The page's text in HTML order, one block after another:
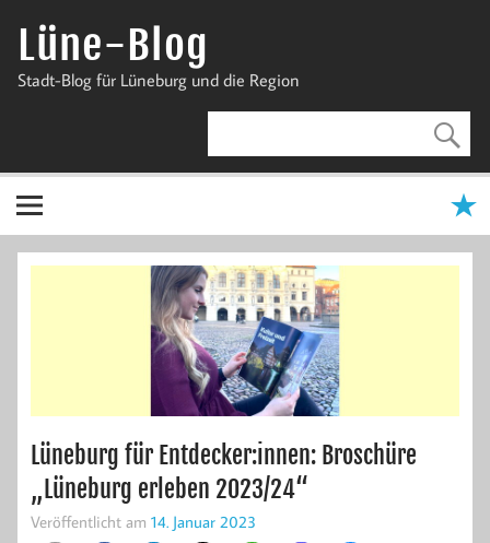
InhaltLüne-Blog
Stadt-Blog für Lüneburg und die Region
Lüneburg für Entdecker:innen: Broschüre
„Lüneburg erleben 2023/24“
Veröffentlicht am 14. Januar 2023